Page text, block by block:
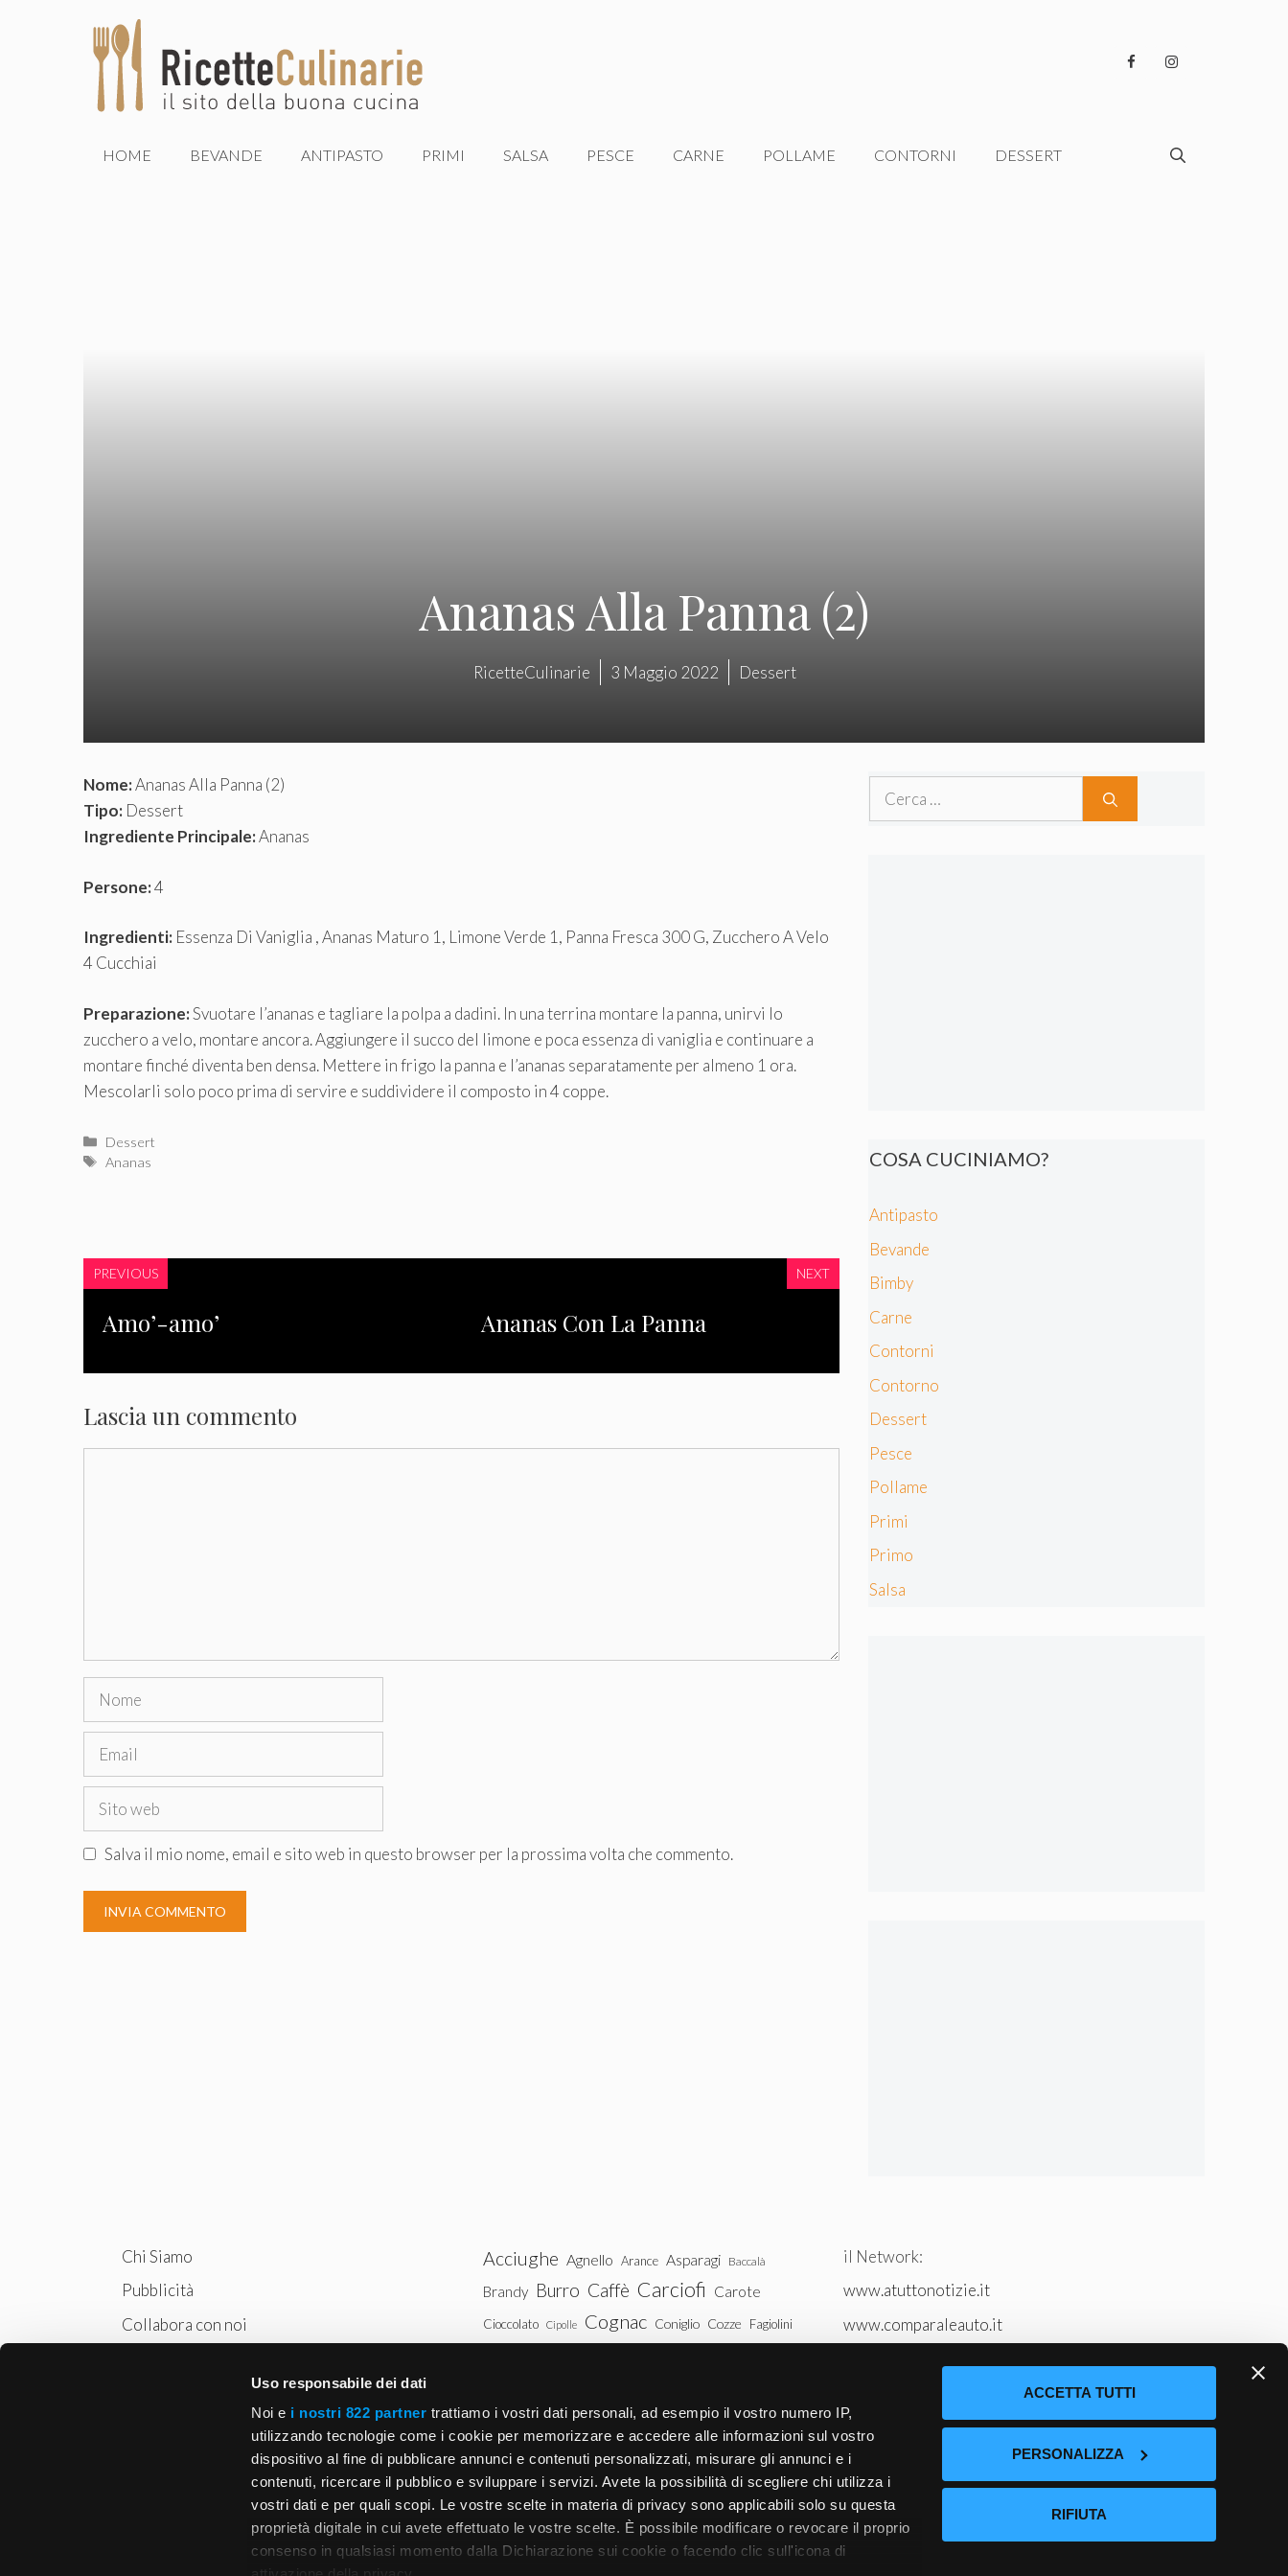
Uso responsabile dei dati
Noi e i nostri 822 partner trattiamo i vostri dati personali, ad esempio il vostro numero IP,
utilizzando tecnologie come i cookie per memorizzare e accedere alle informazioni sul vostro
dispositivo al fine di pubblicare annunci e contenuti personalizzati, misurare gli annunci e i
contenuti, ricercare il pubblico e sviluppare i servizi. Avete la possibilità di scegliere chi utilizza i
vostri dati e per quali scopi. Le vostre scelte in materia di privacy sono applicabili solo su questa
proprietà digitale in cui avete effettuato le vostre scelte. È possibile modificare o revocare il proprio
consenso in qualsiasi momento dalla Dichiarazione sui cookie o facendo clic sull'icona di
ACCETTA TUTTI
PERSONALIZZA
RIFIUTA
HOME BEVANDE ANTIPASTO PRIMI SALSA PESCE CARNE POLLAME CONTORNI DESSERT
Ananas Alla Panna (2)
RicetteCulinarie 3 Maggio 2022 Dessert
Nome:Ananas Alla Panna (2)
Tipo: Dessert
Ingrediente Principale:Ananas
Persone:4
Ingredienti: Essenza Di Vaniglia , Ananas Maturo 1, Limone Verde 1, Panna Fresca 300 G, Zucchero A Velo
4 Cucchiai
Preparazione:Svuotare l’ananas e tagliare la polpa a dadini. In una terrina montare la panna, unirvi lo
zucchero a velo, montare ancora. Aggiungere il succo del limone e poca essenza di vaniglia e continuare a
montare finché diventa ben densa. Mettere in frigo la panna e l’ananas separatamente per almeno 1 ora.
Mescolarli solo poco prima di servire e suddividere il composto in 4 coppe.
Categorie
Dessert
Tag
Ananas
PREVIOUS
Amo’-amo’
NEXT
Ananas Con La Panna
Lascia un commento
Nome
Email
Sito
Salva il mio nome, email e sito web in questo browser per la prossima volta che commento.
Ricerca
COSA CUCINIAMO?
Antipasto
Bevande
Bimby
Carne
Contorni
Contorno
Dessert
Pesce
Pollame
Primi
Primo
Salsa
Chi Siamo
Pubblicità
Collabora con noi
Acciughe Agnello Arance Asparagi Baccalà
Brandy Burro Caffè Carciofi Carote
Cioccolato Cipolle Cognac Coniglio Cozze Fagiolini
Patate Peperoni Piselli Pollo
Pomodori Ricotta Rum
Spinaci Tacchino Tonno Uova Vitello
Vodka Whisky Zucca Zucchine
il Network:
www.atuttonotizie.it
www.comparaleauto.it